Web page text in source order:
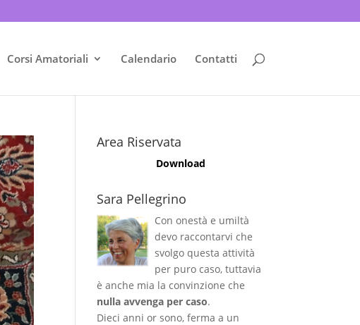
Corsi Amatoriali Calendario Contatti
Area Riservata
Download
Sara Pellegrino
Con onestà e umiltà
devo raccontarvi che
svolgo questa attività
per puro caso, tuttavia
è anche mia la convinzione che
nulla avvenga per caso.
Dieci anni or sono, ferma a un